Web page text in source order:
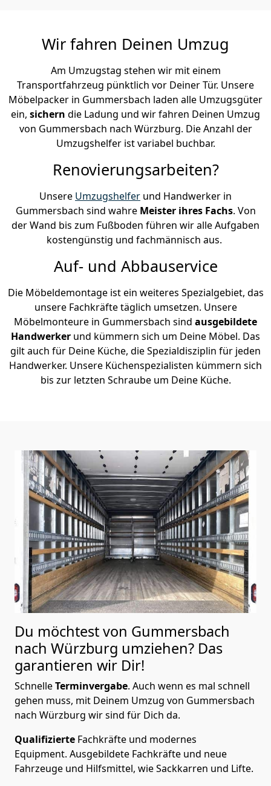
Wir fahren Deinen Umzug
Am Umzugstag stehen wir mit einem
Transportfahrzeug pünktlich vor Deiner Tür. Unsere
Möbelpacker in Gummersbach laden alle Umzugsgüter
ein, sichern die Ladung und wir fahren Deinen Umzug
von Gummersbach nach Würzburg. Die Anzahl der
Umzugshelfer ist variabel buchbar.
Renovierungsarbeiten?
Unsere Umzugshelfer und Handwerker in
Gummersbach sind wahre Meister ihres Fachs. Von
der Wand bis zum Fußboden führen wir alle Aufgaben
kostengünstig und fachmännisch aus.
Auf- und Abbauservice
Die Möbeldemontage ist ein weiteres Spezialgebiet, das
unsere Fachkräfte täglich umsetzen. Unsere
Möbelmonteure in Gummersbach sind ausgebildete
Handwerker und kümmern sich um Deine Möbel. Das
gilt auch für Deine Küche, die Spezialdisziplin für jeden
Handwerker. Unsere Küchenspezialisten kümmern sich
bis zur letzten Schraube um Deine Küche.
Du möchtest von Gummersbach
nach Würzburg umziehen? Das
garantieren wir Dir!
SchnelleTerminvergabe. Auch wenn es mal schnell
gehen muss, mit Deinem Umzug von Gummersbach
nach Würzburg wir sind für Dich da.
Qualifizierte Fachkräfte und modernes
Equipment. Ausgebildete Fachkräfte und neue
Fahrzeuge und Hilfsmittel, wie Sackkarren und Lifte.